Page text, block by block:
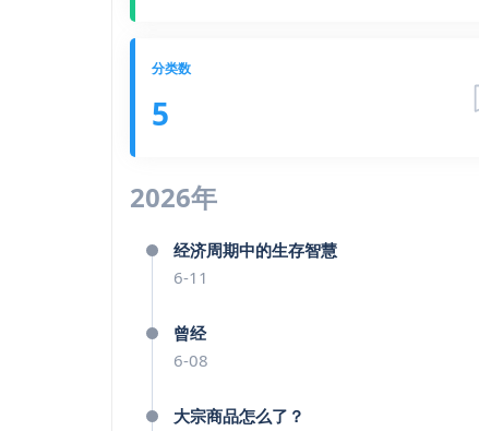
分类数
5
2026年
经济周期中的生存智慧
6-11
曾经
6-08
大宗商品怎么了？